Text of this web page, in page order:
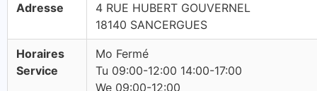
Adresse
4 RUE HUBERT GOUVERNEL
18140 SANCERGUES
Horaires
Service
Mo Fermé
Tu 09:00-12:00 14:00-17:00
We 09:00-12:00